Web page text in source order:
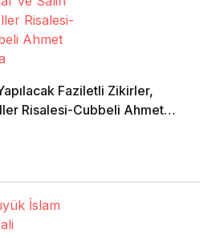
Faziletli Zikirler,
Risalesi-Cubbeli Ahmet